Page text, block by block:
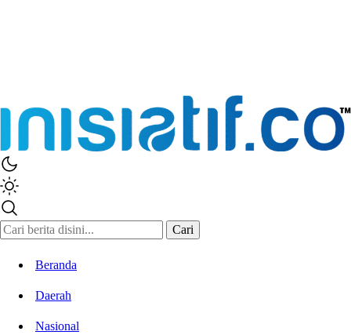
Cari
Beranda
Daerah
Nasional